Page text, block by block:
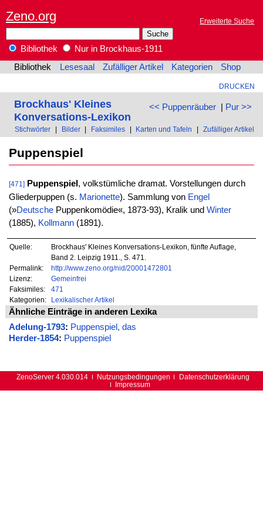
Zeno.org Erweiterte Suche
Bibliothek
Nur in Brockhaus-1911
Bibliothek
Lesesaal Zufälliger Artikel Kategorien Shop
DRUCKEN
<< Puppenräuber| Pur >>
Brockhaus' Kleines
Konversations-Lexikon
Stichwörter Bilder Faksimiles Karten und Tafeln Zufälliger Artikel
Puppenspiel
[471] Puppenspiel , volkstümliche dramat. Vorstellungen durch
Gliederpuppen (s. Marionette). Sammlung von Engel
(»DeutschePuppenkomödie«, 1873-93), Kralik und Winter
(1885), Kollmann(1891).
Quelle:
Brockhaus' Kleines Konversations-Lexikon, fünfte Auflage,
Band 2. Leipzig 1911., S. 471.
Permalink:
http://www.zeno.org/nid/20001472801
Lizenz:
Gemeinfrei
Faksimiles:
471
Kategorien:
Lexikalischer Artikel
Ähnliche Einträge in anderen Lexika
Adelung-1793: Puppenspiel, das
Herder-1854: Puppenspiel
ZenoServer 4.030.014 Nutzungsbedingungen
Datenschutzerklärung
Impressum